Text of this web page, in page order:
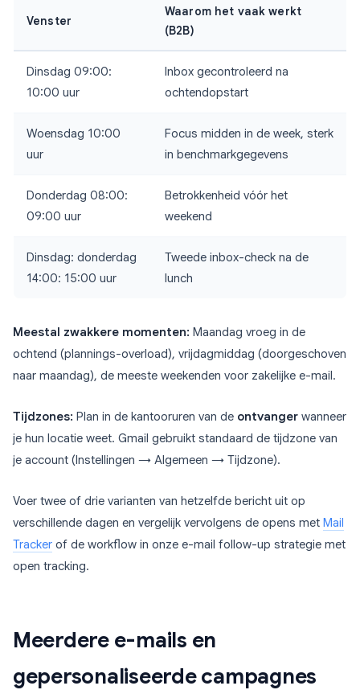
Venster
Waarom het vaak werkt
(B2B)
Dinsdag 09:00:
10:00 uur
Inbox gecontroleerd na
ochtendopstart
Woensdag 10:00
uur
Focus midden in de week, sterk
in benchmarkgegevens
Donderdag 08:00:
09:00 uur
Betrokkenheid vóór het
weekend
Dinsdag: donderdag
14:00: 15:00 uur
Tweede inbox-check na de
lunch
Meestal zwakkere momenten: Maandag vroeg in de
ochtend (plannings-overload), vrijdagmiddag (doorgeschoven
naar maandag), de meeste weekenden voor zakelijke e-mail.
Tijdzones: Plan in de kantooruren van de ontvanger wanneer
je hun locatie weet. Gmail gebruikt standaard de tijdzone van
je account (Instellingen → Algemeen → Tijdzone).
Voer twee of drie varianten van hetzelfde bericht uit op
verschillende dagen en vergelijk vervolgens de opens met Mail
Tracker of de workflow in onze e-mail follow-up strategie met
open tracking.
Meerdere e-mails en
gepersonaliseerde campagnes